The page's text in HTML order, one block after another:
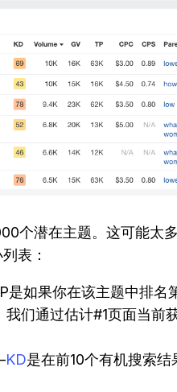
个潜在主题。这可能太
表：
是如果你在该主题中排名
我们通过估计#1页面当前
KD是在前10个有机搜索